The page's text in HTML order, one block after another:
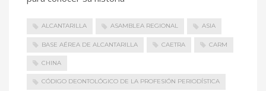
ALCANTARILLA ASAMBLEA REGIONAL ASIA
BASE AÉREA DE ALCANTARILLA CAETRA CARM
CHINA
CÓDIGO DEONTOLÓGICO DE LA PROFESIÓN PERIODÍSTICA